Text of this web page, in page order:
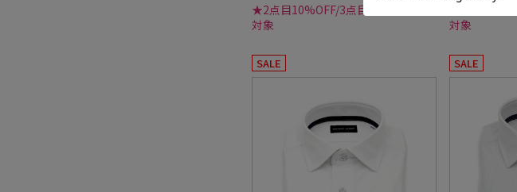
★2点目10%OFF/3点目以降20%OFF
対象
対象
SALE SALE